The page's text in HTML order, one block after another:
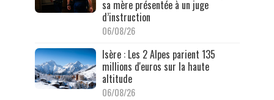
sa mère présentée à un juge
d’instruction
06/08/26
Isère : Les 2 Alpes parient 135
millions d'euros sur la haute
altitude
06/08/26